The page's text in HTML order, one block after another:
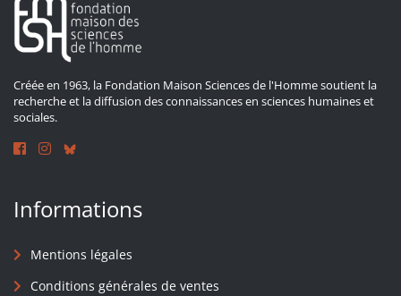
Créée en 1963, la Fondation Maison Sciences de l'Homme soutient la
recherche et la diffusion des connaissances en sciences humaines et
sociales.
Informations
Mentions légales
Conditions générales de ventes